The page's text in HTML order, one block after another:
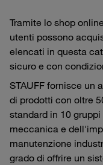
Tramite lo shop
utenti possono
elencati in questa
sicuro e con
STAUFF fornisce un
di prodotti con oltre
standard in 10
meccanica e
manutenzione
grado di offrire un